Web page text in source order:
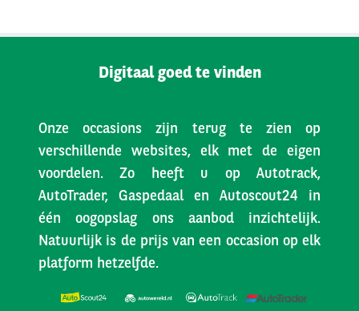
Digitaal goed te vinden
Onze occasions zijn terug te zien op
verschillende websites, elk met de eigen
voordelen. Zo heeft u op Autotrack,
AutoTrader, Gaspedaal en Autoscout24 in
één oogopslag ons aanbod inzichtelijk.
Natuurlijk is de prijs van een occasion op elk
platform hetzelfde.